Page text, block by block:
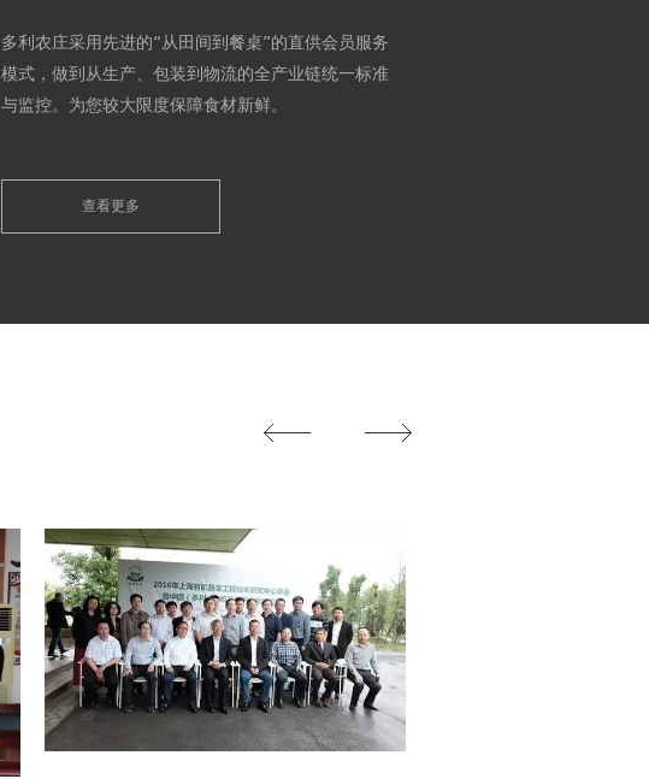
多利农庄采用先进的“从田间到餐桌”的直供会员服务
模式，做到从生产、包装到物流的全产业链统一标准
与监控。为您较大限度保障食材新鲜。
members of the service mode, from the
production, packaging to the logistics of the
for you.
查看更多